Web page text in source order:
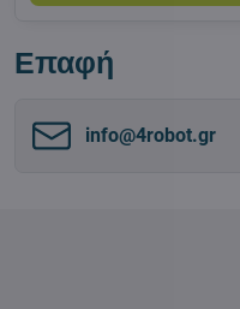
Επαφή
info​@4robot​.gr